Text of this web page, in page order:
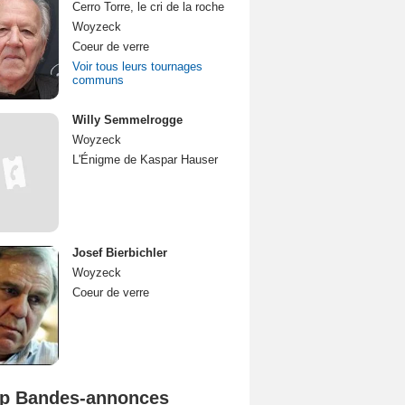
Cerro Torre, le cri de la roche
Woyzeck
Coeur de verre
Voir tous leurs tournages
communs
Willy Semmelrogge
Woyzeck
L'Énigme de Kaspar Hauser
Josef Bierbichler
Woyzeck
Coeur de verre
Bandes-annonces